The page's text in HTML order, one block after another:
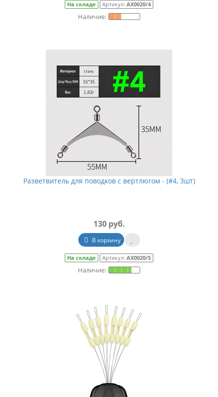
На складе Артикул: АХ0020/4
Разветвитель для поводков с вертлюгом - (#4, 3шт)
130 руб.
В корзину
На складе Артикул: АХ0020/5